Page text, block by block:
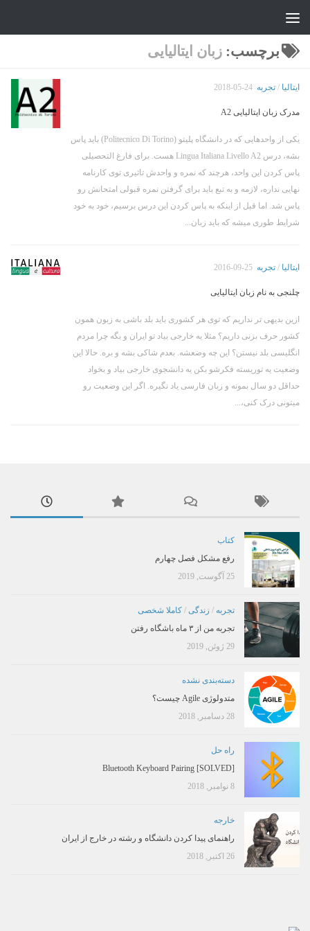
برچسب: زبان ایتالیایی
ایتالیا / تجربه 2018-05-24
مدرک زبان ایتالیایی A2
یکی از واحدهایی که در دانشگاه پلیتو (Politecnico Di Torino) باید پاس
بشه، درس Lingua Italiana Livello A2 هست. برای فارغ التحصیلی
پاس کردن این واحد، هرچند که نمره و واحدش تاثیری توی کارنامه
نهایی نداره، لازمه و به تبع باید برای گرفتن نمره قبولی امتحانش رو
پاس شد. اما قبل از اینکه به پاس کردن این درس برسیم، خود به خود
شرایط طوری میشه که باید زبان...
ایتالیا / تجربه 2016-09-25
چلنجی به نام زبان ایتالیایی
ازین بدیهی تر نداریم که توی هر کشوری باید بلد باشی به زبون همون
کشور حرف بزنی داریم؟ مثلا یه خارجی بیاد تو ایران و بگه چرا مردم
انگلیسی بلد نیستن؟ این چه وضعشه. بعدم شاکی بشه و بره. حالا این
وضعیت یه توریسته فکرشو بکن یه دانشجوی خارجی بیاد و بخواد
حداقل دو سال بمونه و زبان فارسی یاد نگیره. اگر این وضعیت رو
میتونی درک کنی،...
کتاب
رفع مشکل فصل چهارم
25 آگوست, 2019
تجربه / زندگی / کاملا شخصی
تجربه من از ۳ ماه باشگاه رفتن
29 ژوئن, 2019
دسته‌بندی نشده
متدولوژی Agile چیست؟
28 دسامبر, 2018
راه حل
[SOLVED] Bluetooth Keyboard Pairing
8 نوامبر, 2018
خارجه
راهنمای پیدا کردن دانشگاه و رشته در خارج از ایران
26 اکتبر, 2018